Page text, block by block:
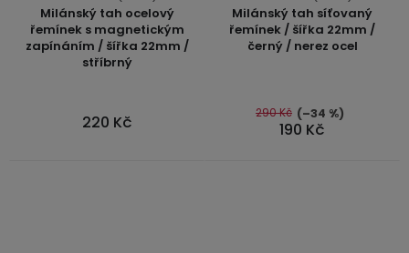
Milánský tah ocelový
řemínek s magnetickým
zapínáním / šířka 22mm /
stříbrný
220 Kč
Milánský tah síťovaný
řemínek / šířka 22mm /
černý / nerez ocel
hodnocení
produktu
je
5
hvězdiček.
190 Kč
290 Kč (–34 %)